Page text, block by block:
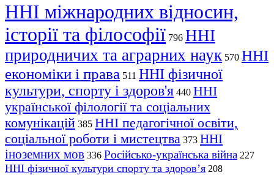
ННІ міжнародних відносин,
історії та філософії 796 ННІ
природничих та аграрних наук 570 ННІ
економіки і права 511 ННІ фізичної
культури, спорту і здоров'я 440 ННІ
української філології та соціальних
комунікацій 385 ННІ педагогічної освіти,
соціальної роботи і мистецтва 373 ННІ
іноземних мов 336 Російсько-українська війна 227
ННІ фізичної культури спорту та здоров’я 208